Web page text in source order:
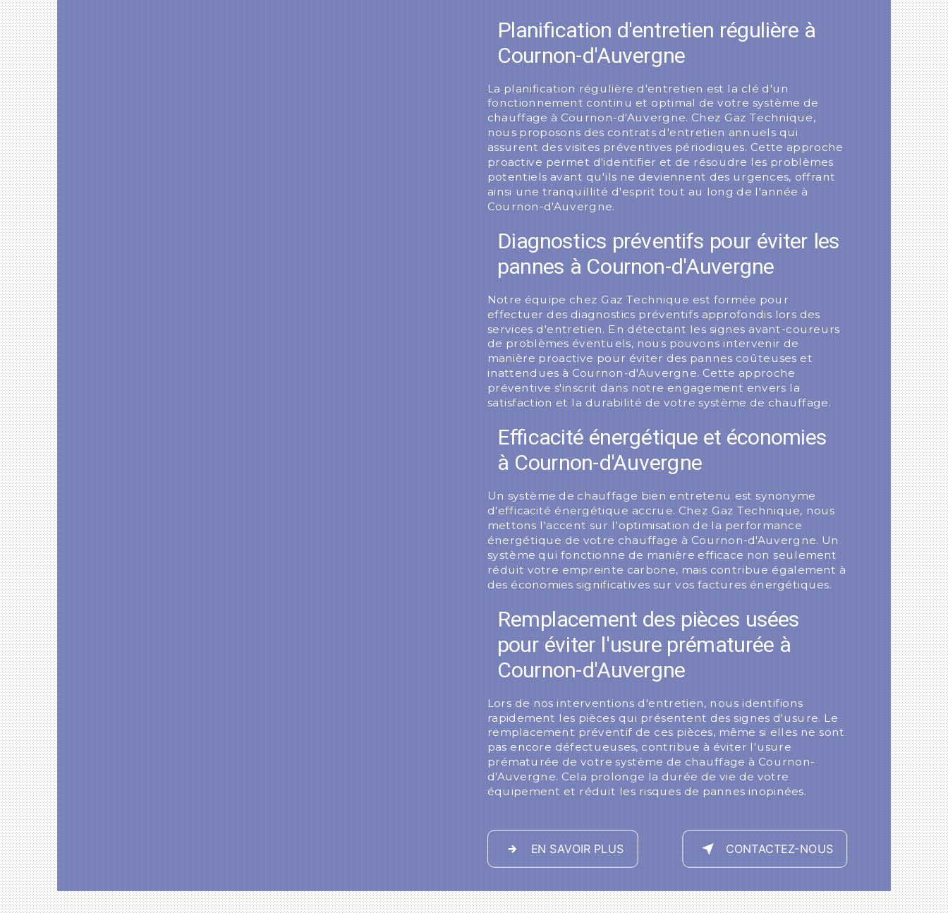
Planification d'entretien régulière à
Cournon-d'Auvergne
La planification régulière d'entretien est la clé d'un
fonctionnement continu et optimal de votre système de
chauffage à Cournon-d'Auvergne. Chez Gaz Technique,
nous proposons des contrats d'entretien annuels qui
assurent des visites préventives périodiques. Cette approche
proactive permet d'identifier et de résoudre les problèmes
potentiels avant qu'ils ne deviennent des urgences, offrant
ainsi une tranquillité d'esprit tout au long de l'année à
Cournon-d'Auvergne.
Diagnostics préventifs pour éviter les
pannes à Cournon-d'Auvergne
Notre équipe chez Gaz Technique est formée pour
effectuer des diagnostics préventifs approfondis lors des
services d'entretien. En détectant les signes avant-coureurs
de problèmes éventuels, nous pouvons intervenir de
manière proactive pour éviter des pannes coûteuses et
inattendues à Cournon-d'Auvergne. Cette approche
préventive s'inscrit dans notre engagement envers la
satisfaction et la durabilité de votre système de chauffage.
Efficacité énergétique et économies
à Cournon-d'Auvergne
Un système de chauffage bien entretenu est synonyme
d'efficacité énergétique accrue. Chez Gaz Technique, nous
mettons l'accent sur l'optimisation de la performance
énergétique de votre chauffage à Cournon-d'Auvergne. Un
système qui fonctionne de manière efficace non seulement
réduit votre empreinte carbone, mais contribue également à
des économies significatives sur vos factures énergétiques.
Remplacement des pièces usées
pour éviter l'usure prématurée à
Cournon-d'Auvergne
Lors de nos interventions d'entretien, nous identifions
rapidement les pièces qui présentent des signes d'usure. Le
remplacement préventif de ces pièces, même si elles ne sont
pas encore défectueuses, contribue à éviter l'usure
prématurée de votre système de chauffage à Cournon-
d'Auvergne. Cela prolonge la durée de vie de votre
équipement et réduit les risques de pannes inopinées.
EN SAVOIR PLUS CONTACTEZ-NOUS